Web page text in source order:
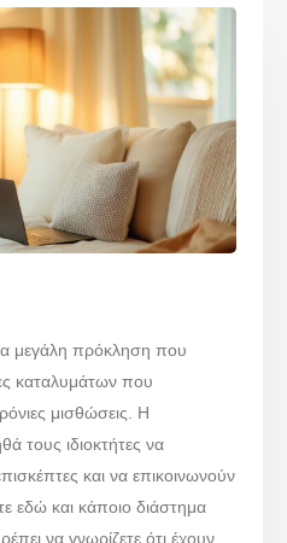
μεγάλη πρόκληση που
καταλυμάτων που
μισθώσεις. Η
τους ιδιοκτήτες να
και να επικοινωνούν
εδώ και κάποιο διάστημα
να γνωρίζετε ότι έχουν